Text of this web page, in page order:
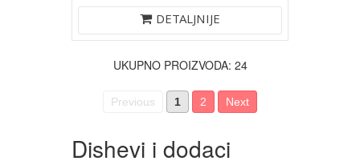
DETALJNIJE
UKUPNO PROIZVODA: 24
Previous 1 2 Next
Dishevi i dodaci